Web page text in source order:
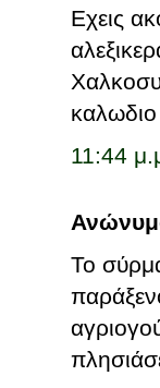
Εχεις
καλωδιο
11:44
Το